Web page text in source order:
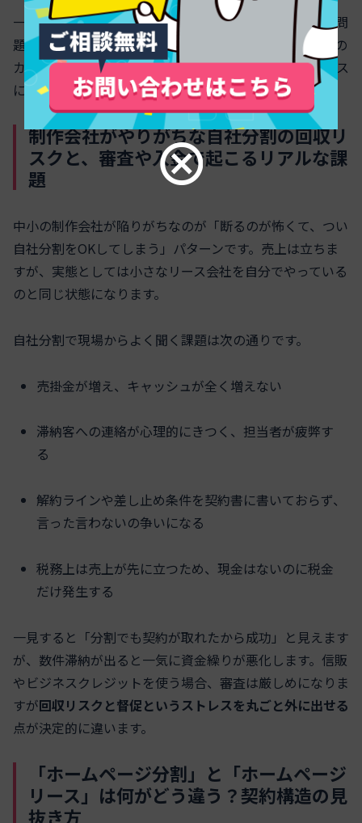
一方で、クレジットカード分割は手軽ですが、利用枠の問
題で高額案件には通りづらいことがあります。個人名義の
カードを事業用に使う場合、限度額と資金繰りのバランス
に注意が必要です。
制作会社がやりがちな自社分割の回収リ
スクと、審査や入金で起こるリアルな課
題
中小の制作会社が陥りがちなのが「断るのが怖くて、つい
自社分割をOKしてしまう」パターンです。売上は立ちま
すが、実態としては小さなリース会社を自分でやっている
のと同じ状態になります。
自社分割で現場からよく聞く課題は次の通りです。
売掛金が増え、キャッシュが全く増えない
滞納客への連絡が心理的にきつく、担当者が疲弊す
る
解約ラインや差し止め条件を契約書に書いておらず、
言った言わないの争いになる
税務上は売上が先に立つため、現金はないのに税金
だけ発生する
一見すると「分割でも契約が取れたから成功」と見えます
が、数件滞納が出ると一気に資金繰りが悪化します。信販
やビジネスクレジットを使う場合、審査は厳しめになりま
すが回収リスクと督促というストレスを丸ごと外に出せる
点が決定的に違います。
「ホームページ分割」と「ホームページ
リース」は何がどう違う？契約構造の見
抜き方